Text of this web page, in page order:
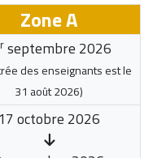
Zone A
septembre 2026
des enseignants est le
31 août 2026)
17 octobre 2026